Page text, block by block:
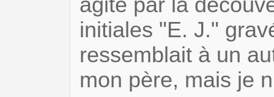
agité par la
initiales "E. J."
ressemblait à un
mon père, mais je